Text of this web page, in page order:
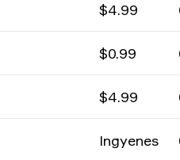
$4.99
$0.99
$4.99
Ingyenes